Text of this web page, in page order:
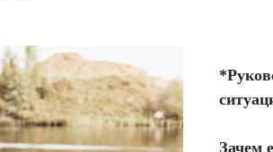
Зачем